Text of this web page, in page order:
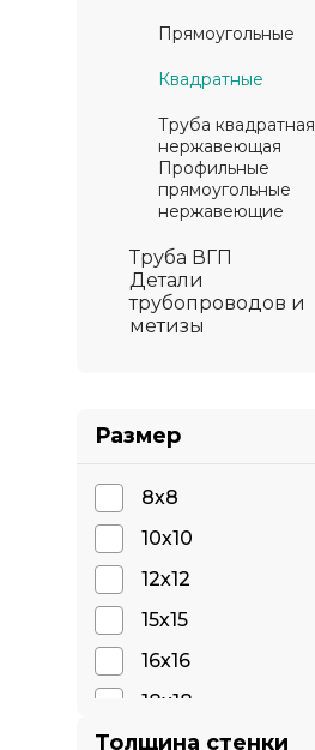
Прямоугольные
Квадратные
Труба квадратная
нержавеющая
Профильные
прямоугольные
нержавеющие
Труба ВГП
Детали
трубопроводов и
метизы
Размер
8х8
10х10
12х12
15х15
16х16
18х18
19х19
Толщина стенки